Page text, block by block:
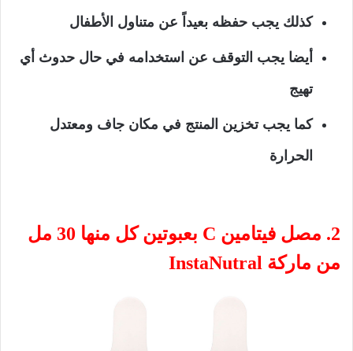
كذلك يجب حفظه بعيداً عن متناول الأطفال
أيضا يجب التوقف عن استخدامه في حال حدوث أي
تهيج
كما يجب تخزين المنتج في مكان جاف ومعتدل
الحرارة
2. مصل فيتامين C بعبوتين كل منها 30 مل
من ماركة InstaNutral